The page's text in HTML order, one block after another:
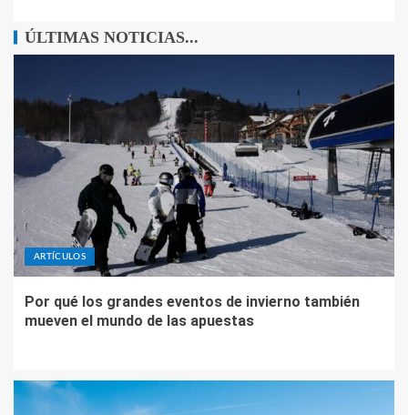
ÚLTIMAS NOTICIAS...
ARTÍCULOS
Por qué los grandes eventos de invierno también
mueven el mundo de las apuestas